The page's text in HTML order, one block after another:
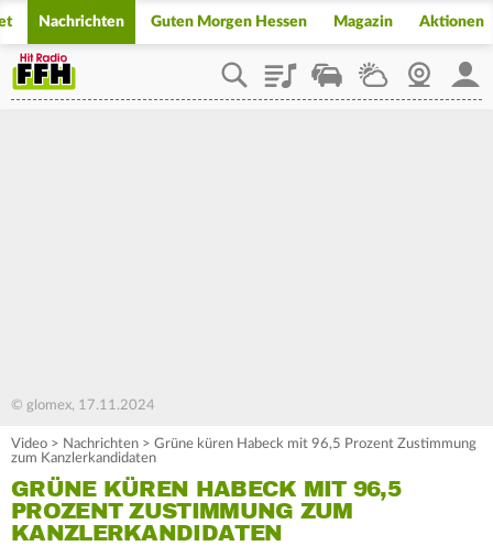
Nachrichten Guten Morgen Hessen Magazin Aktionen
PlaylistStaupilotWetterWebcam
© glomex, 17.11.2024
Video > Nachrichten > Grüne küren Habeck mit 96,5 Prozent Zustimmung
zum Kanzlerkandidaten
GRÜNE KÜREN HABECK MIT 96,5
PROZENT ZUSTIMMUNG ZUM
KANZLERKANDIDATEN